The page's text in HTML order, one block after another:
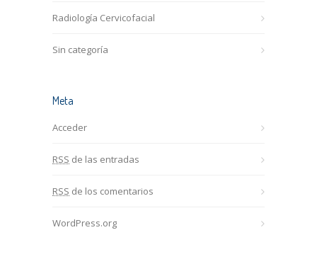
Radiología Cervicofacial
Sin categoría
Meta
Acceder
RSS de las entradas
RSS de los comentarios
WordPress.org